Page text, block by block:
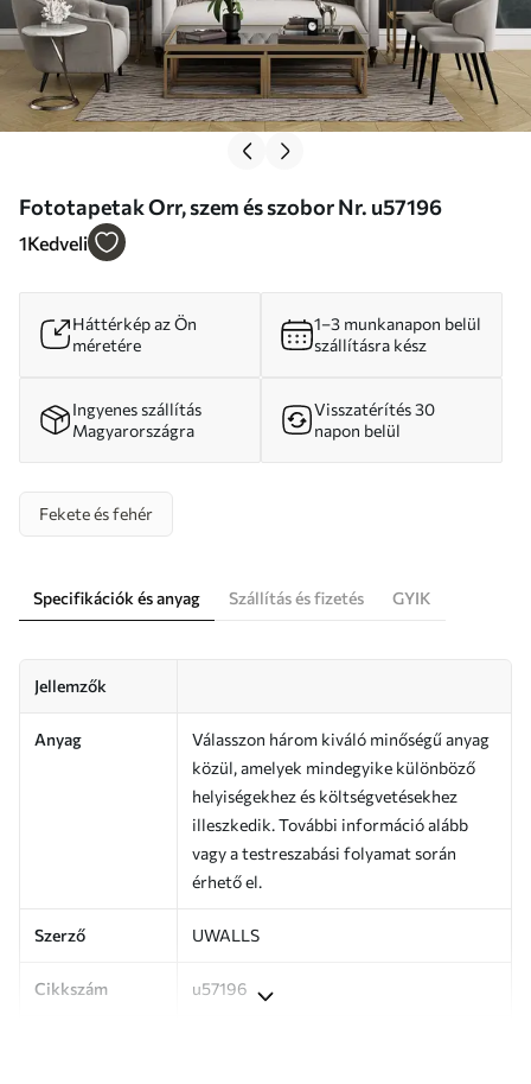
Fototapetak Orr, szem és szobor Nr. u57196
1Kedveli
Háttérkép az Ön
méretére
1–3 munkanapon belül
szállításra kész
Ingyenes szállítás
Magyarországra
Visszatérítés 30
napon belül
Fekete és fehér
Specifikációk és anyag Szállítás és fizetés GYIK
Jellemzők
Anyag
Válasszon három kiváló minőségű anyag
közül, amelyek mindegyike különböző
helyiségekhez és költségvetésekhez
illeszkedik. További információ alább
vagy a testreszabási folyamat során
érhető el.
Szerző UWALLS
Cikkszám u57196